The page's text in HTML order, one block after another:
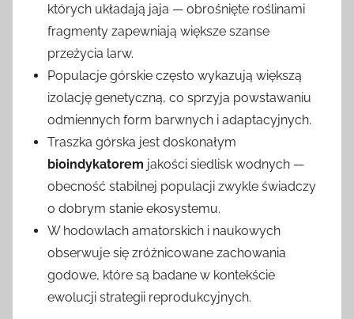
których układają jaja — obrośnięte roślinami
fragmenty zapewniają większe szanse
przeżycia larw.
Populacje górskie często wykazują większą
izolację genetyczną, co sprzyja powstawaniu
odmiennych form barwnych i adaptacyjnych.
Traszka górska jest doskonałym
bioindykatorem jakości siedlisk wodnych —
obecność stabilnej populacji zwykle świadczy
o dobrym stanie ekosystemu.
W hodowlach amatorskich i naukowych
obserwuje się zróżnicowane zachowania
godowe, które są badane w kontekście
ewolucji strategii reprodukcyjnych.